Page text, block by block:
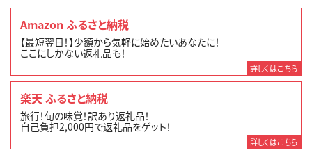
Amazon ふるさと納税
【最短翌日！】少額から気軽に始めたいあなたに！
ここにしかない返礼品も！
詳しくはこちら
楽天 ふるさと納税
旅行！旬の味覚！訳あり返礼品！
自己負担2,000円で返礼品をゲット！
詳しくはこちら